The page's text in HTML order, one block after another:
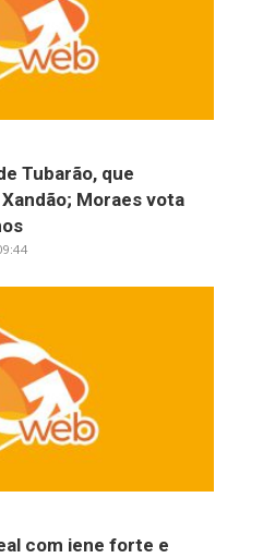
Tubarão, que
Moraes vota
com iene forte e